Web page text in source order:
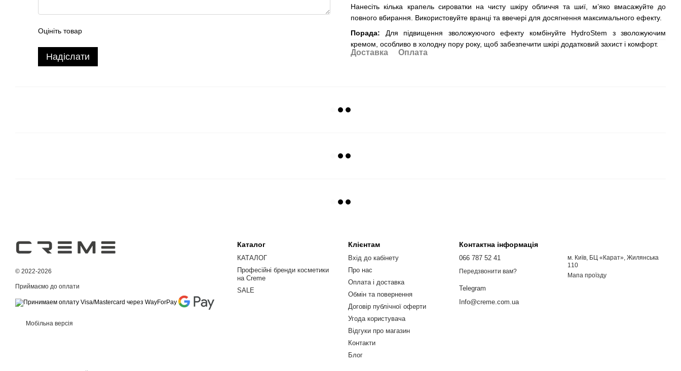
Оцініть товар
Надіслати
Нанесіть кілька крапель сироватки на чисту шкіру обличчя та шиї, м’яко вмасажуйте до
повного вбирання. Використовуйте вранці та ввечері для досягнення максимального ефекту.
Порада: Для підвищення зволожуючого ефекту комбінуйте HydroStem з зволожуючим
кремом, особливо в холодну пору року, щоб забезпечити шкірі додатковий захист і комфорт.
Доставка Оплата
© 2022-2026
Приймаємо до оплати
Мобільна версія
Каталог
КАТАЛОГ
Професійні бренди косметики
на Creme
SALE
Клієнтам
Вхід до кабінету
Про нас
Оплата і доставка
Обмін та повернення
Договір публічної оферти
Угода користувача
Відгуки про магазин
Контакти
Блог
Контактна інформація
066 787 52 41
Передзвонити вам?
Telegram
Info@creme.com.ua
м. Київ, БЦ «Карат», Жилянська
110
Мапа проїзду